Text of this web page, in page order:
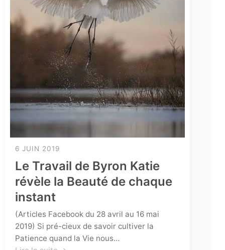
6 JUIN 2019
Le Travail de Byron Katie
révèle la Beauté de chaque
instant
(Articles Facebook du 28 avril au 16 mai
2019) Si pré-cieux de savoir cultiver la
Patience quand la Vie nous…